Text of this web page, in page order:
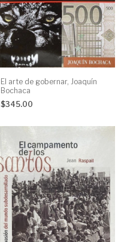
El arte de gobernar, Joaquín
Bochaca
$345.00